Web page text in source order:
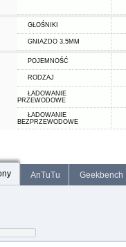
GŁOŚNIKI
GNIAZDO 3,5MM
POJEMNOŚĆ
RODZAJ
ŁADOWANIE
PRZEWODOWE
ŁADOWANIE
BEZPRZEWODOWE
AnTuTu Geekbench